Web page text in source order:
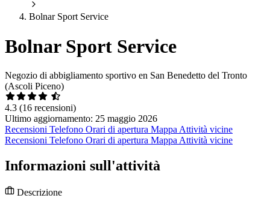
Bolnar Sport Service
Bolnar Sport Service
Negozio di abbigliamento sportivo en San Benedetto del Tronto
(Ascoli Piceno)
4.3 (16 recensioni)
Ultimo aggiornamento: 25 maggio 2026
Recensioni Telefono Orari di apertura Mappa Attività vicine
Recensioni Telefono Orari di apertura Mappa Attività vicine
Informazioni sull'attività
Descrizione